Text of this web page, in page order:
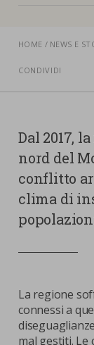
Contatti
Ufficio Stampa
Aziende e
Trasparenza
Lavora con
Cookie di
Cookie di
HOME NEWS E
CONDIVIDI
Dal 2017,
nord del
conflitto
clima di
La regione
connessi a
mal gestiti. Le